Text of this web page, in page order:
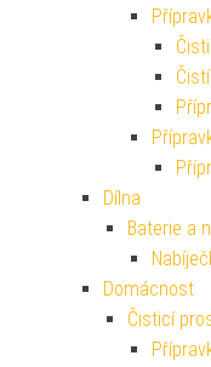
Dílna
Baterie a
Domácnost
Čisticí